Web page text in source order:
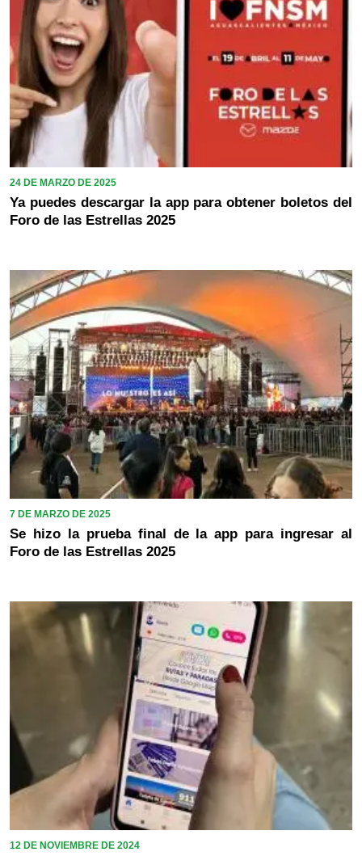
24 DE MARZO DE 2025
Ya puedes descargar la app para obtener boletos del
Foro de las Estrellas 2025
7 DE MARZO DE 2025
Se hizo la prueba final de la app para ingresar al
Foro de las Estrellas 2025
12 DE NOVIEMBRE DE 2024